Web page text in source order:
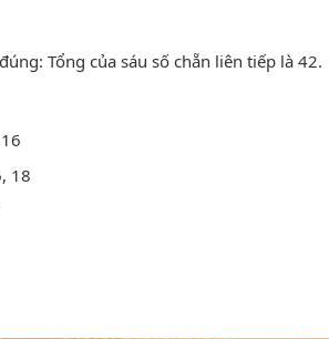
Tổng của sáu số chẵn liên tiếp là 42.
18